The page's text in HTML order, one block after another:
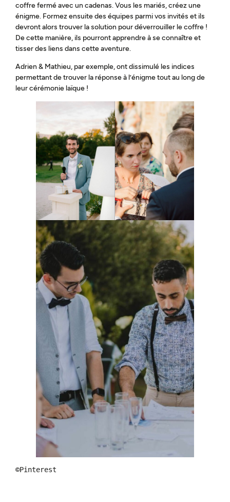
coffre fermé avec un cadenas. Vous les mariés, créez une
énigme. Formez ensuite des équipes parmi vos invités et ils
devront alors trouver la solution pour déverrouiller le coffre !
De cette manière, ils pourront apprendre à se connaître et
tisser des liens dans cette aventure.
Adrien & Mathieu, par exemple, ont dissimulé les indices
permettant de trouver la réponse à l’énigme tout au long de
leur cérémonie laïque !
©Pinterest